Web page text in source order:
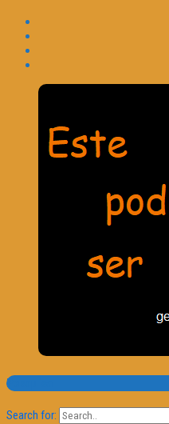
Pesquisa
Search for: